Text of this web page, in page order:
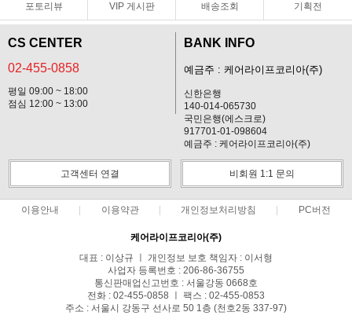
포토리뷰 VIP 게시판 배송조회 기획전
CS CENTER
02-455-0858
평일 09:00 ~ 18:00
점심 12:00 ~ 13:00
BANK INFO
예금주 : 케어라이프코리아(주)
신한은행
140-014-065730
국민은행(에스크로)
917701-01-098604
예금주 : 케어라이프코리아(주)
고객센터 연결 비회원 1:1 문의
이용안내 이용약관 개인정보처리방침 PC버전
케어라이프코리아(주)
대표 : 이상규 ㅣ 개인정보 보호 책임자 : 이서형
사업자 등록번호 : 206-86-36755
통신판매업신고번호 : 서울강동 0668호
전화 : 02-455-0858 ㅣ 팩스 : 02-455-0853
주소 : 서울시 강동구 선사로 50 1층 (천호2동 337-97)